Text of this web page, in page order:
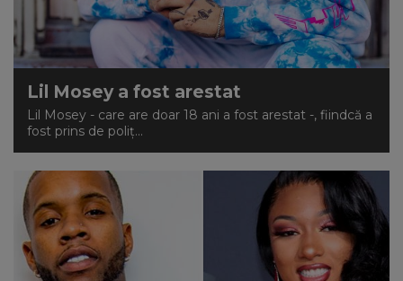
Lil Mosey a fost arestat
Lil Mosey - care are doar 18 ani a fost arestat -, fiindcă a
fost prins de poliț...